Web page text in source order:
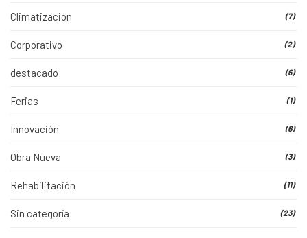
Climatización (7)
Corporativo (2)
destacado (6)
Ferias (1)
Innovación (6)
Obra Nueva (3)
Rehabilitación (11)
Sin categoría (23)